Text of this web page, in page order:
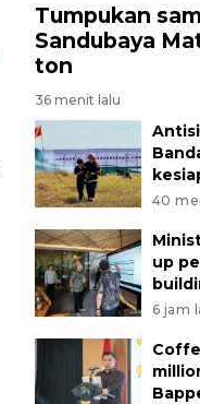
Tumpukan
Sandubaya
ton
36 menit lalu
40
up
6 jam